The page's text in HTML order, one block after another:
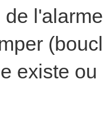
existe